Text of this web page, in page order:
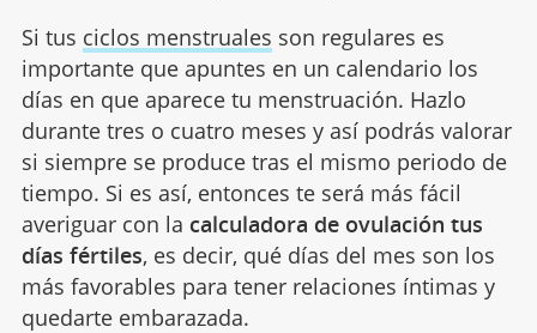
Si tus ciclos menstruales son regulares es
importante que apuntes en un calendario los
días en que aparece tu menstruación. Hazlo
durante tres o cuatro meses y así podrás valorar
si siempre se produce tras el mismo periodo de
tiempo. Si es así, entonces te será más fácil
averiguar con la calculadora de ovulación tus
días fértiles, es decir, qué días del mes son los
más favorables para tener relaciones íntimas y
quedarte embarazada.